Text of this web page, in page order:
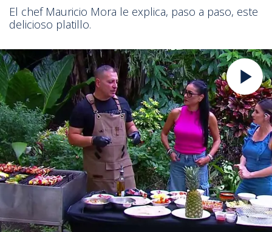
El chef Mauricio Mora le explica, paso a paso, este
delicioso platillo.